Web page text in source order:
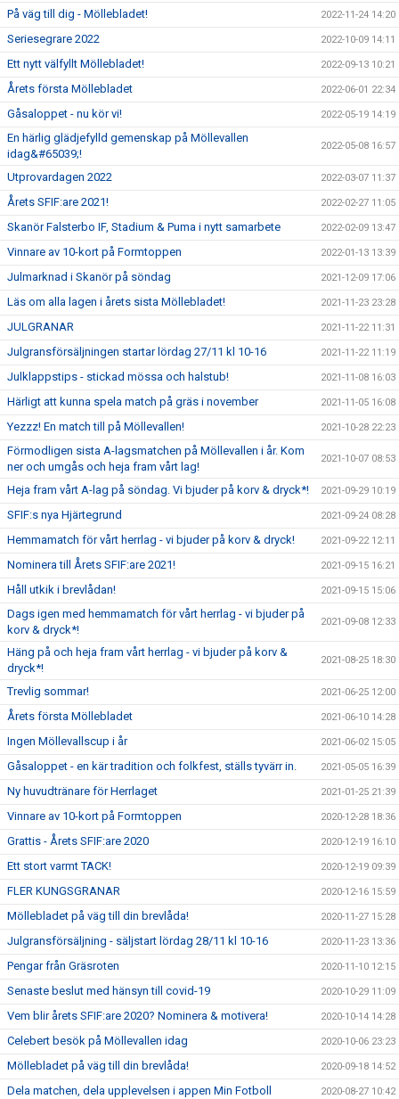
På väg till dig - Möllebladet! 2022-11-24 14:20
Seriesegrare 2022 2022-10-09 14:11
Ett nytt välfyllt Möllebladet! 2022-09-13 10:21
Årets första Möllebladet 2022-06-01 22:34
Gåsaloppet - nu kör vi! 2022-05-19 14:19
En härlig glädjefylld gemenskap på Möllevallen
idag&#65039;!
2022-05-08 16:57
Utprovardagen 2022 2022-03-07 11:37
Årets SFIF:are 2021! 2022-02-27 11:05
Skanör Falsterbo IF, Stadium & Puma i nytt samarbete 2022-02-09 13:47
Vinnare av 10-kort på Formtoppen 2022-01-13 13:39
Julmarknad i Skanör på söndag 2021-12-09 17:06
Läs om alla lagen i årets sista Möllebladet! 2021-11-23 23:28
JULGRANAR 2021-11-22 11:31
Julgransförsäljningen startar lördag 27/11 kl 10-16 2021-11-22 11:19
Julklappstips - stickad mössa och halstub! 2021-11-08 16:03
Härligt att kunna spela match på gräs i november 2021-11-05 16:08
Yezzz! En match till på Möllevallen! 2021-10-28 22:23
Förmodligen sista A-lagsmatchen på Möllevallen i år. Kom
ner och umgås och heja fram vårt lag!
2021-10-07 08:53
Heja fram vårt A-lag på söndag. Vi bjuder på korv & dryck*! 2021-09-29 10:19
SFIF:s nya Hjärtegrund 2021-09-24 08:28
Hemmamatch för vårt herrlag - vi bjuder på korv & dryck! 2021-09-22 12:11
Nominera till Årets SFIF:are 2021! 2021-09-15 16:21
Håll utkik i brevlådan! 2021-09-15 15:06
Dags igen med hemmamatch för vårt herrlag - vi bjuder på
korv & dryck*!
2021-09-08 12:33
Häng på och heja fram vårt herrlag - vi bjuder på korv &
dryck*!
2021-08-25 18:30
Trevlig sommar! 2021-06-25 12:00
Årets första Möllebladet 2021-06-10 14:28
Ingen Möllevallscup i år 2021-06-02 15:05
Gåsaloppet - en kär tradition och folkfest, ställs tyvärr in. 2021-05-05 16:39
Ny huvudtränare för Herrlaget 2021-01-25 21:39
Vinnare av 10-kort på Formtoppen 2020-12-28 18:36
Grattis - Årets SFIF:are 2020 2020-12-19 16:10
Ett stort varmt TACK! 2020-12-19 09:39
FLER KUNGSGRANAR 2020-12-16 15:59
Möllebladet på väg till din brevlåda! 2020-11-27 15:28
Julgransförsäljning - säljstart lördag 28/11 kl 10-16 2020-11-23 13:36
Pengar från Gräsroten 2020-11-10 12:15
Senaste beslut med hänsyn till covid-19 2020-10-29 11:09
Vem blir årets SFIF:are 2020? Nominera & motivera! 2020-10-14 14:28
Celebert besök på Möllevallen idag 2020-10-06 23:23
Möllebladet på väg till din brevlåda! 2020-09-18 14:52
Dela matchen, dela upplevelsen i appen Min Fotboll 2020-08-27 10:42